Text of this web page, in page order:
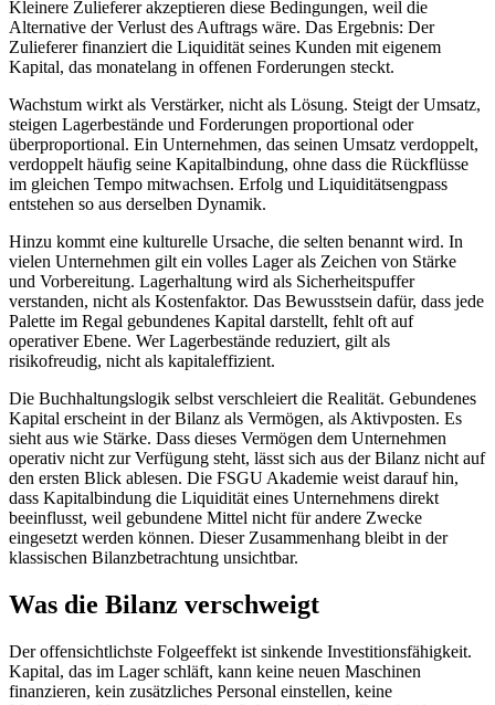
Kleinere Zulieferer akzeptieren diese Bedingungen, weil die
Alternative der Verlust des Auftrags wäre. Das Ergebnis: Der
Zulieferer finanziert die Liquidität seines Kunden mit eigenem
Kapital, das monatelang in offenen Forderungen steckt.
Wachstum wirkt als Verstärker, nicht als Lösung. Steigt der Umsatz,
steigen Lagerbestände und Forderungen proportional oder
überproportional. Ein Unternehmen, das seinen Umsatz verdoppelt,
verdoppelt häufig seine Kapitalbindung, ohne dass die Rückflüsse
im gleichen Tempo mitwachsen. Erfolg und Liquiditätsengpass
entstehen so aus derselben Dynamik.
Hinzu kommt eine kulturelle Ursache, die selten benannt wird. In
vielen Unternehmen gilt ein volles Lager als Zeichen von Stärke
und Vorbereitung. Lagerhaltung wird als Sicherheitspuffer
verstanden, nicht als Kostenfaktor. Das Bewusstsein dafür, dass jede
Palette im Regal gebundenes Kapital darstellt, fehlt oft auf
operativer Ebene. Wer Lagerbestände reduziert, gilt als
risikofreudig, nicht als kapitaleffizient.
Die Buchhaltungslogik selbst verschleiert die Realität. Gebundenes
Kapital erscheint in der Bilanz als Vermögen, als Aktivposten. Es
sieht aus wie Stärke. Dass dieses Vermögen dem Unternehmen
operativ nicht zur Verfügung steht, lässt sich aus der Bilanz nicht auf
den ersten Blick ablesen. Die FSGU Akademie weist darauf hin,
dass Kapitalbindung die Liquidität eines Unternehmens direkt
beeinflusst, weil gebundene Mittel nicht für andere Zwecke
eingesetzt werden können. Dieser Zusammenhang bleibt in der
klassischen Bilanzbetrachtung unsichtbar.
Was die Bilanz verschweigt
Der offensichtlichste Folgeeffekt ist sinkende Investitionsfähigkeit.
Kapital, das im Lager schläft, kann keine neuen Maschinen
finanzieren, kein zusätzliches Personal einstellen, keine